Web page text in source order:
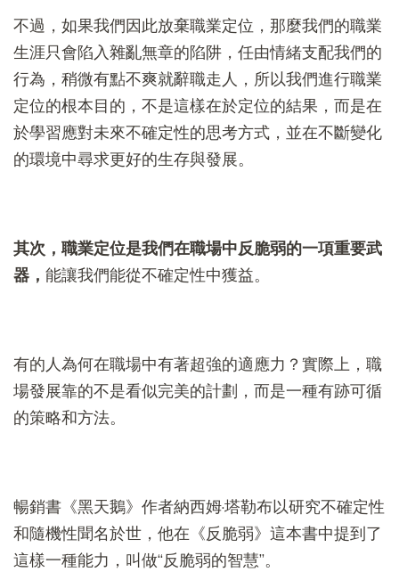
不過，如果我們因此放棄職業定位，那麼我們的職業
生涯只會陷入雜亂無章的陷阱，任由情緒支配我們的
行為，稍微有點不爽就辭職走人，所以我們進行職業
定位的根本目的，不是這樣在於定位的結果，而是在
於學習應對未來不確定性的思考方式，並在不斷變化
的環境中尋求更好的生存與發展。
其次，職業定位是我們在職場中反脆弱的一項重要武
器， 能讓我們能從不確定性中獲益。
有的人為何在職場中有著超強的適應力？實際上，職
場發展靠的不是看似完美的計劃，而是一種有跡可循
的策略和方法。
暢銷書《黑天鵝》作者納西姆·塔勒布以研究不確定性
和隨機性聞名於世，他在《反脆弱》這本書中提到了
這樣一種能力，叫做“反脆弱的智慧”。